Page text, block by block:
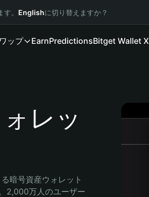
。 Englishに切り替えますか？
ップ EarnPredictionsBitget Wallet X
レッ
暗号資産ウォレット
2,000万人のユーザー